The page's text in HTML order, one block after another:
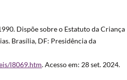
Dispõe sobre o Estatuto da Criança
Brasília, DF: Presidência da
l8069.htm. Acesso em: 28 set. 2024.